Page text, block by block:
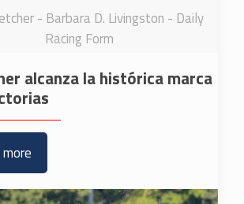
- Barbara D. Livingston - Daily
Racing Form
alcanza la histórica marca